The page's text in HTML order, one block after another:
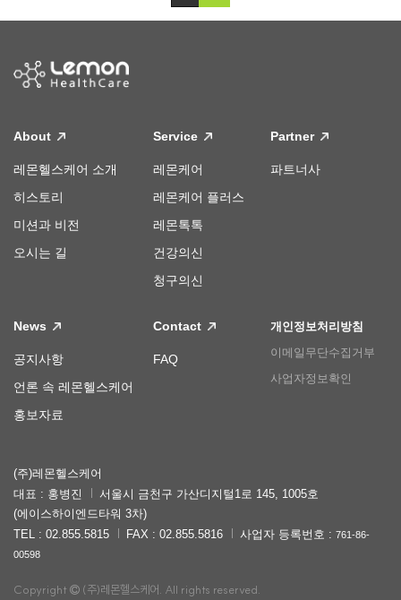
About
레몬헬스케어 소개
히스토리
미션과 비전
오시는 길
Service
레몬케어
레몬케어 플러스
레몬톡톡
건강의신
청구의신
Partner
파트너사
News
공지사항
언론 속 레몬헬스케어
홍보자료
Contact
FAQ
개인정보처리방침
이메일무단수집거부
사업자정보확인
(주)레몬헬스케어
대표 : 홍병진
서울시 금천구 가산디지털1로 145, 1005호
(에이스하이엔드타워 3차)
TEL : 02.855.5815
FAX : 02.855.5816 사업자 등록번호 : 761-86-
00598
Copyright (주)레몬헬스케어. All rights reserved.